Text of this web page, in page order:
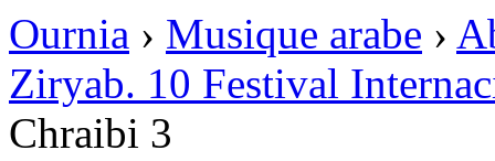
Ournia › Musique arabe ›
Ziryab. 10 Festival
Chraibi 3